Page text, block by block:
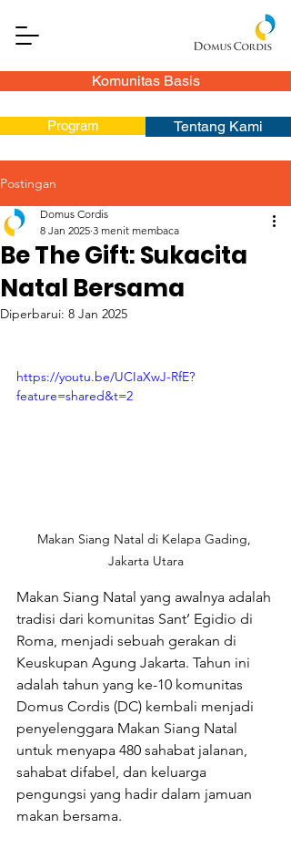
Komunitas Basis
Program Tentang Kami
Postingan
Be The Gift: Sukacita
Natal Bersama
Domus Cordis
8 Jan 2025 3 menit membaca
Diperbarui: 8 Jan 2025
https://youtu.be/UCIaXwJ-RfE?
feature=shared&t=2
Makan Siang Natal di Kelapa Gading,
Jakarta Utara
Makan Siang Natal yang awalnya adalah
tradisi dari komunitas Sant’ Egidio di
Roma, menjadi sebuah gerakan di
Keuskupan Agung Jakarta. Tahun ini
adalah tahun yang ke-10 komunitas
Domus Cordis (DC) kembali menjadi
penyelenggara Makan Siang Natal
untuk menyapa 480 sahabat jalanan,
sahabat difabel, dan keluarga
pengungsi yang hadir dalam jamuan
makan bersama.